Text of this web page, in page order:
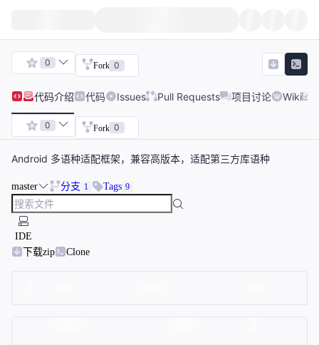
0 Fork 0
代码介绍 代码 Issues Pull Requests 项目讨论 Wiki
0 Fork 0
Android 多语种适配框架，兼容高版本，适配第三方库语种
master 分支 1 Tags 9
IDE
下载zip
Clone